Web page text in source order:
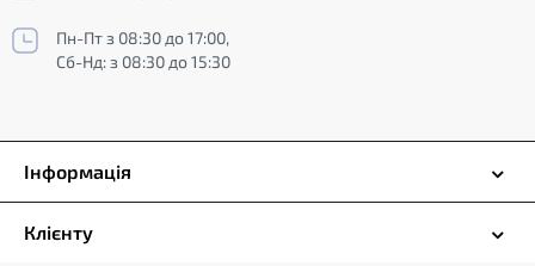
Пн-Пт з 08:30 до 17:00,
Сб-Нд: з 08:30 до 15:30
Інформація
Клієнту